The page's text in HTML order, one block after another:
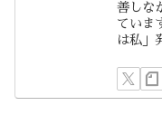
善しな
ていま
は私」